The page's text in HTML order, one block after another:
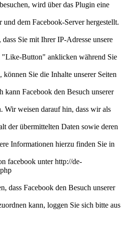
wird über das Plugin eine
dem Facebook-Server hergestellt.
Sie mit Ihrer IP-Adresse unsere
"Like-Button" anklicken während Sie
Sie die Inhalte unserer Seiten
Facebook den Besuch unserer
Wir weisen darauf hin, dass wir als
der übermittelten Daten sowie deren
Informationen hierzu finden Sie in
facebook unter http://de-
dass Facebook den Besuch unserer
kann, loggen Sie sich bitte aus